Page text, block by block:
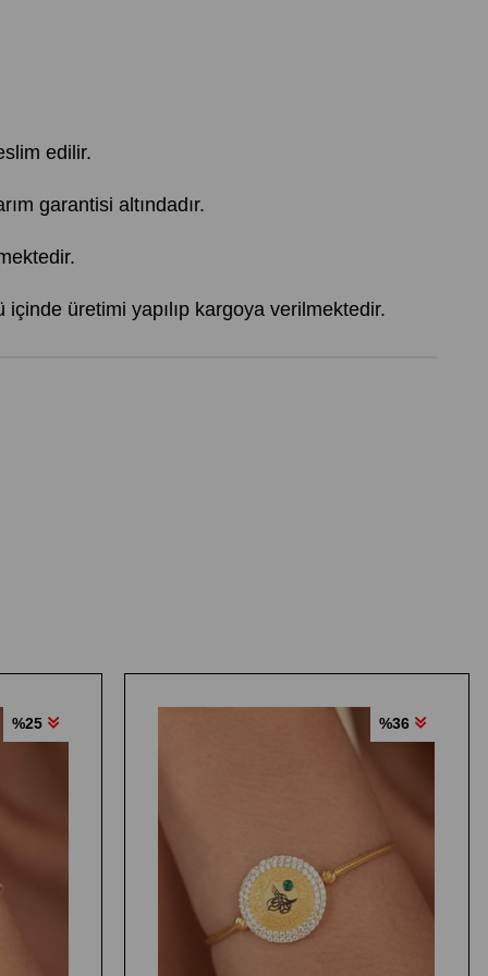
edilir.
garantisi altındadır.
üretimi yapılıp kargoya verilmektedir.
%25 %36